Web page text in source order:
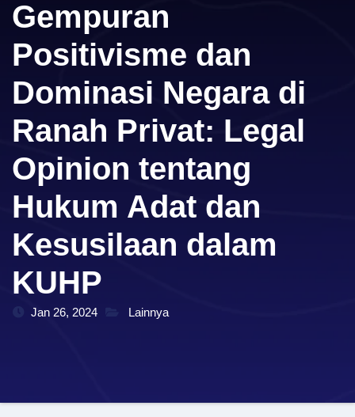
Gempuran
Positivisme dan
Dominasi Negara di
Ranah Privat: Legal
Opinion tentang
Hukum Adat dan
Kesusilaan dalam
KUHP
Jan 26, 2024 Lainnya